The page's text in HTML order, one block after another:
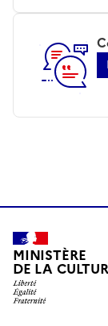
MINISTÈRE
DE LA